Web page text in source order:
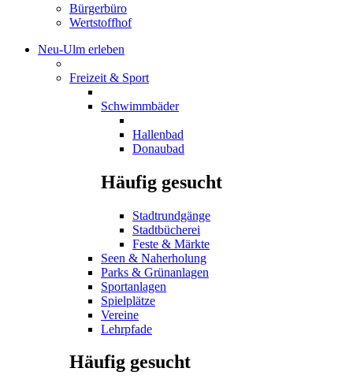
Bürgerbüro
Wertstoffhof
Neu-Ulm erleben
Freizeit & Sport
Schwimmbäder
Hallenbad
Donaubad
Häufig gesucht
Stadtrundgänge
Stadtbücherei
Feste & Märkte
Seen & Naherholung
Parks & Grünanlagen
Sportanlagen
Spielplätze
Vereine
Lehrpfade
Häufig gesucht